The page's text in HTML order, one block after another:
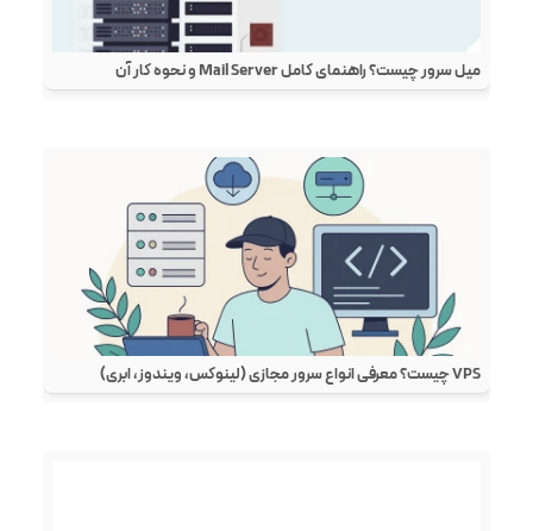
میل سرور چیست؟ راهنمای کامل Mail Server و نحوه کار آن
VPS چیست؟ معرفی انواع سرور مجازی (لینوکس، ویندوز، ابری)